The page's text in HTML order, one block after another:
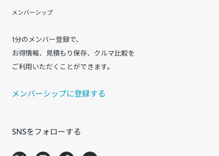
メンバーシップ
1分のメンバー登録で、
お得情報、見積もり保存、クルマ比較を
ご利用いただくことができます。
メンバーシップに登録する
SNSをフォローする